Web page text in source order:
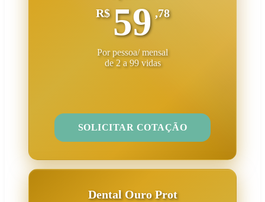
R$ 59 ,78
Por pessoa/ mensal
de 2 a 99 vidas
SOLICITAR COTAÇÃO
Dental Ouro Prot